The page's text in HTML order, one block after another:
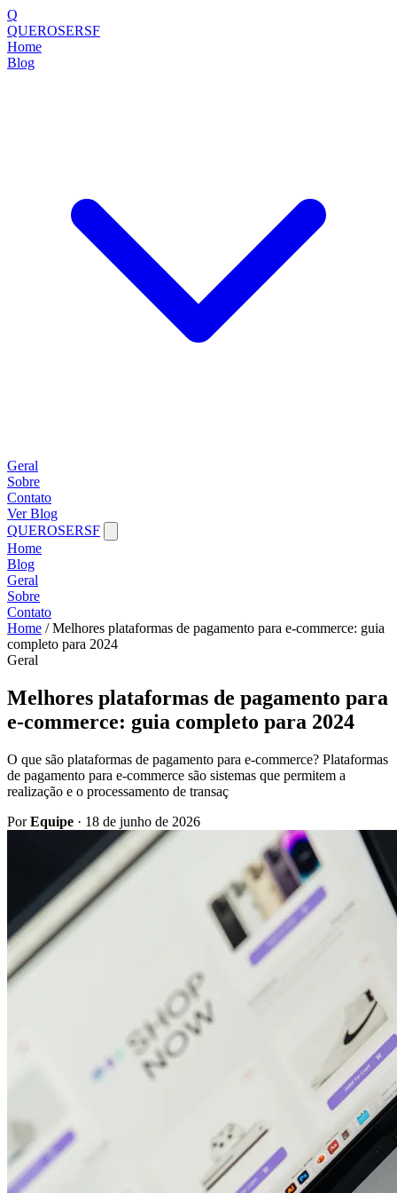
Q
QUEROSERSF
Home
Blog
Geral
Sobre
Contato
Ver Blog
QUEROSERSF
Home
Blog
Geral
Sobre
Contato
Home / Melhores plataformas de pagamento para e-commerce: guia
completo para 2024
Geral
Melhores plataformas de pagamento para
e-commerce: guia completo para 2024
O que são plataformas de pagamento para e-commerce? Plataformas
de pagamento para e-commerce são sistemas que permitem a
realização e o processamento de transaç
PorEquipe · 18 de junho de 2026